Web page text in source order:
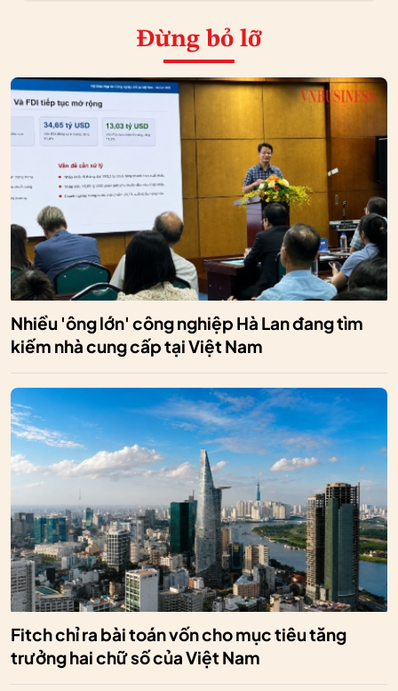
Đừng bỏ lỡ
Nhiều 'ông lớn' công nghiệp Hà Lan đang tìm
kiếm nhà cung cấp tại Việt Nam
Fitch chỉ ra bài toán vốn cho mục tiêu tăng
trưởng hai chữ số của Việt Nam